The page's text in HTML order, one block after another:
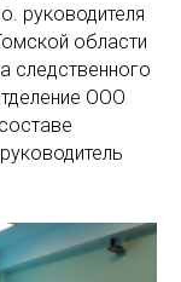
руководителя
области
следственного
ООО